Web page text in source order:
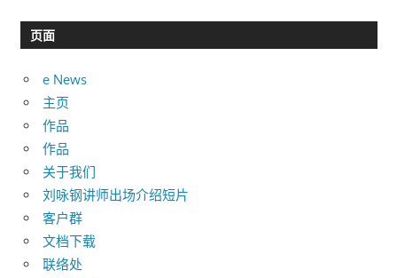
目页面
e News
主页
作品
作品
关于我们
刘咏钢讲师出场介绍短片
客户群
文档下载
联络处